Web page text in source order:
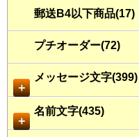
郵送B4以下商品(17)
プチオーダー(72)
＋
メッセージ文字(399)
＋
名前文字(435)